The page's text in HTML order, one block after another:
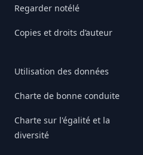
Regarder notélé
Copies et droits d’auteur
Utilisation des données
Charte de bonne conduite
Charte sur l'égalité et la
diversité